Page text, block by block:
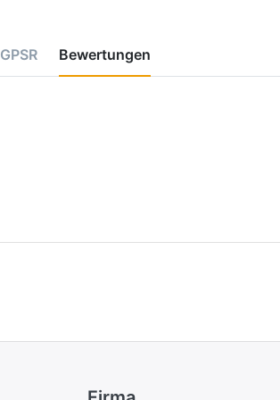
GPSR Bewertungen